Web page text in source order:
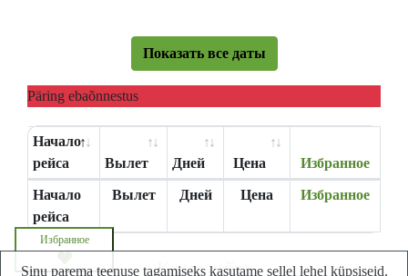
Показать все даты
Päring ebaõnnestus
Начало
рейса
Вылет Дней Цена Избранное
Начало
рейса
Вылет Дней Цена Избранное
Избранное
Карта сайта
Sinu parema teenuse tagamiseks kasutame sellel lehel küpsiseid.